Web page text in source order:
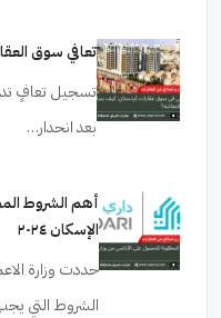
تعافي سوق
تسجيل تعافٍ
بعد انحدار…
أهم الشروط
الإسكان ٢٠٢٤
حددت وزارة
الشروط التي